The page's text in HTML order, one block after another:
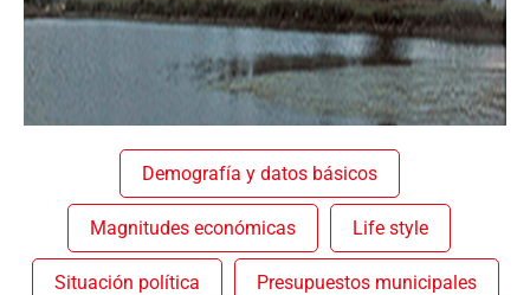
Demografía y datos básicos
Magnitudes económicas Life style
Situación política Presupuestos municipales